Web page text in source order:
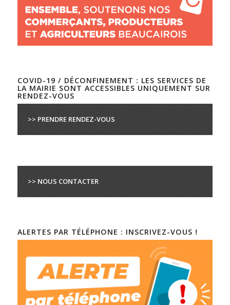
COVID-19 / DÉCONFINEMENT : LES SERVICES DE
LA MAIRIE SONT ACCESSIBLES UNIQUEMENT SUR
RENDEZ-VOUS
>> PRENDRE RENDEZ-VOUS
>> NOUS CONTACTER
ALERTES PAR TÉLÉPHONE : INSCRIVEZ-VOUS !